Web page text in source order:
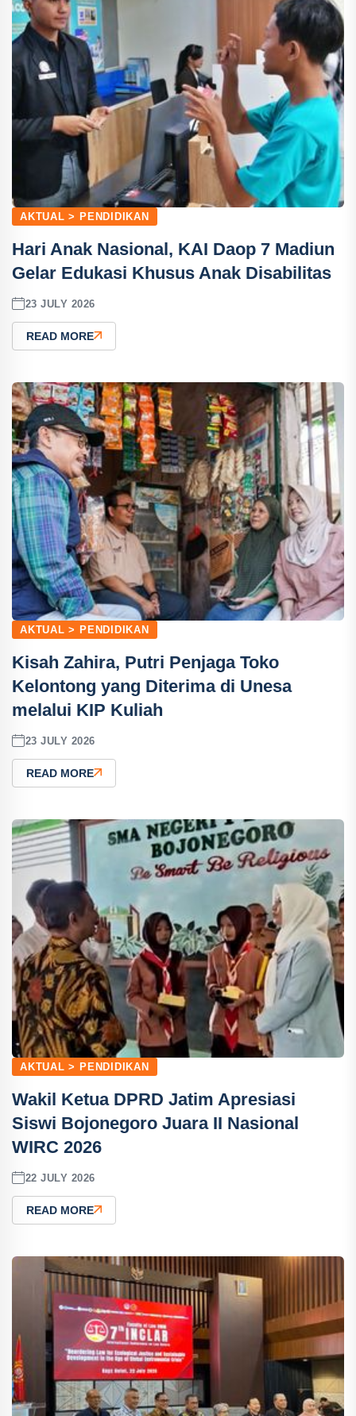
AKTUAL > PENDIDIKAN
Hari Anak Nasional, KAI Daop 7 Madiun
Gelar Edukasi Khusus Anak Disabilitas
23 JULY 2026
READ MORE
AKTUAL > PENDIDIKAN
Kisah Zahira, Putri Penjaga Toko
Kelontong yang Diterima di Unesa
melalui KIP Kuliah
23 JULY 2026
READ MORE
AKTUAL > PENDIDIKAN
Wakil Ketua DPRD Jatim Apresiasi
Siswi Bojonegoro Juara II Nasional
WIRC 2026
22 JULY 2026
READ MORE